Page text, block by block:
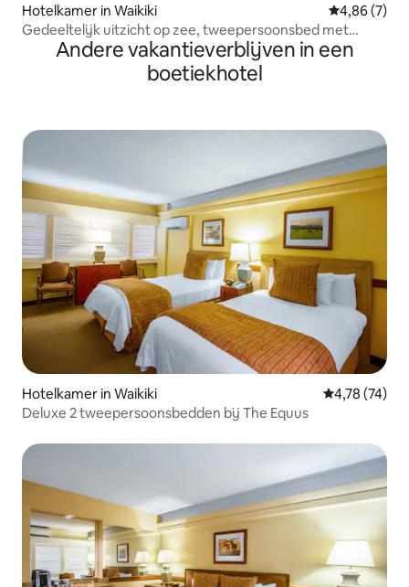
Hotelkamer in Waikiki Gemiddelde
4,86 (7)
Gedeeltelijk uitzicht op zee, tweepersoonsbed met
balkonAndere vakantieverblijven in een
boetiekhotel
Hotelkamer in Waikiki Gemiddelde
4,78 (74)
Deluxe 2 tweepersoonsbedden bij The Equus